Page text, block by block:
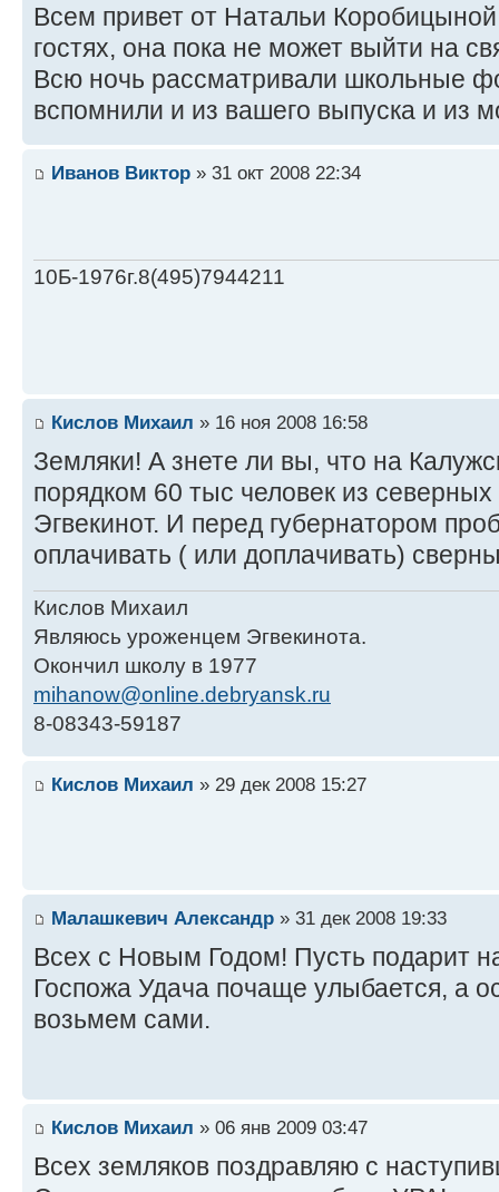
Всем привет от Натальи
гостях, она пока не может выйти на
Всю ночь рассматривали школьные
вспомнили и из вашего выпуска и из
Иванов Виктор » 31 окт 2008 22:34
10Б-1976г.8(495)7944211
Кислов Михаил » 16 ноя 2008 16:58
Земляки! А знете ли вы, что на
порядком 60 тыс человек из
Эгвекинот. И перед губернатором
оплачивать ( или доплачивать)
Кислов Михаил
Являюсь уроженцем Эгвекинота.
Окончил школу в 1977
mihanow@online.debryansk.ru
8-08343-59187
Кислов Михаил » 29 дек 2008 15:27
Малашкевич Александр » 31 дек 2008 19:33
Всех с Новым Годом! Пусть подарит
Госпожа Удача почаще улыбается, а
возьмем сами.
Кислов Михаил » 06 янв 2009 03:47
Всех земляков поздравляю с